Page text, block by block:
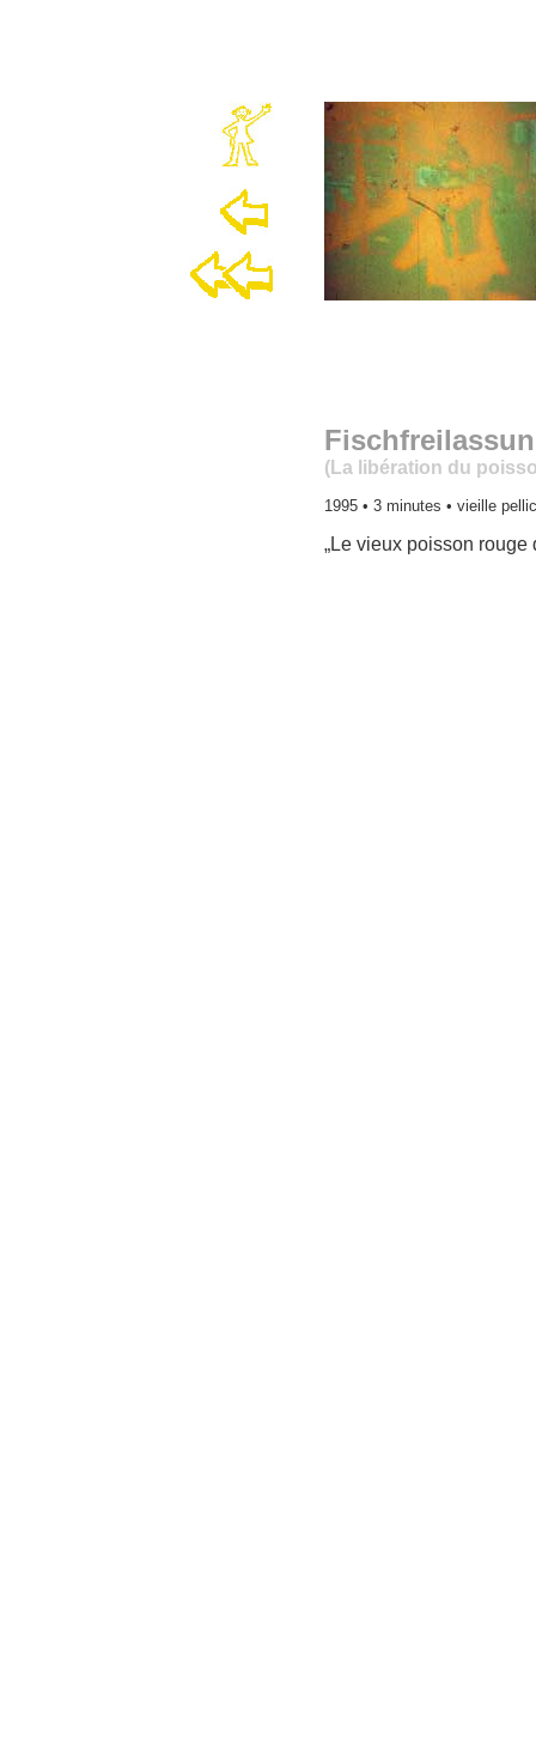
(La libération du
1995 • 3 minutes • vieille
„Le vieux poisson